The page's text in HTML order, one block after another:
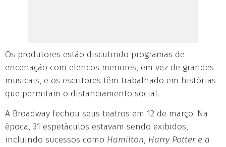
Os produtores estão discutindo programas de
encenação com elencos menores, em vez de grandes
musicais, e os escritores têm trabalhado em histórias
que permitam o distanciamento social.
A Broadway fechou seus teatros em 12 de março. Na
época, 31 espetáculos estavam sendo exibidos,
incluindo sucessos como Hamilton, Harry Potter e a